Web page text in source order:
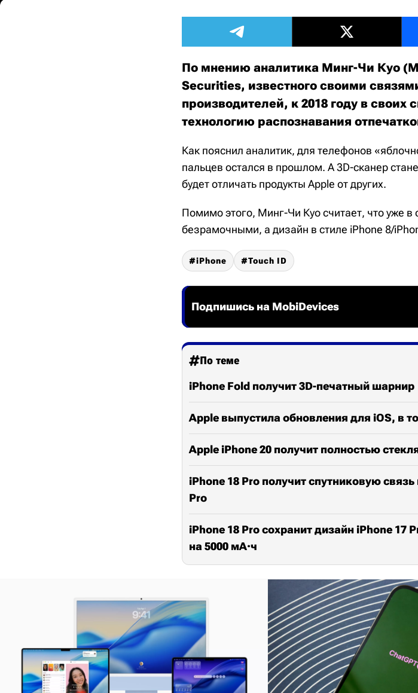
По мнению аналитика Минг-Чи Куо
Securities, известного своими
производителей, к 2018 году в
технологию распознавания
Как пояснил аналитик, для телефонов
пальцев остался в прошлом. А 3D-сканер
будет отличать продукты Apple от других.
Помимо этого, Минг-Чи Куо считает, что уже
безрамочными, а дизайн в стиле iPhone 8/
iPhone Touch ID
Подпишись на MobiDevices
По теме
iPhone Fold получит 3D-печатный шарнир
Apple выпустила обновления для iOS, в
Apple iPhone 20 получит полностью
iPhone 18 Pro получит спутниковую
Pro
iPhone 18 Pro сохранит дизайн iPhone 17
на 5000 мА·ч